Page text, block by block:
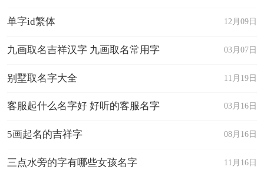
12月09日
单字id繁体
03月07日
九画取名吉祥汉字 九画取名常用字
11月19日
别墅取名字大全
03月16日
客服起什么名字好 好听的客服名字
08月16日
5画起名的吉祥字
11月16日
三点水旁的字有哪些女孩名字